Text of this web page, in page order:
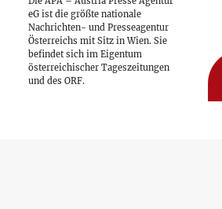
eG ist die größte nationale
Nachrichten- und Presseagentur
Österreichs mit Sitz in Wien. Sie
befindet sich im Eigentum
österreichischer Tageszeitungen
und des ORF.